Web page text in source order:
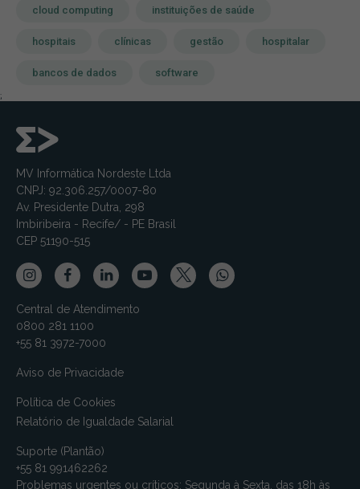
cloud computing instituições de saúde
hospitais clínicas gestão hospitalar
bancos de dados software
;
MV Informática Nordeste Ltda
CNPJ: 92.306.257/0007-80
Av. Presidente Dutra, 298
Imbiribeira - Recife/ - PE Brasil
CEP 51190-515
Central de Atendimento
0800 281 1100
+55 81 3972-7000
Aviso de Privacidade
Política de Cookies
Relatório de Igualdade Salarial
Suporte (Plantão)
+55 81 991462262
Problemas urgentes ou críticos: Segunda à Sexta, das 18h às